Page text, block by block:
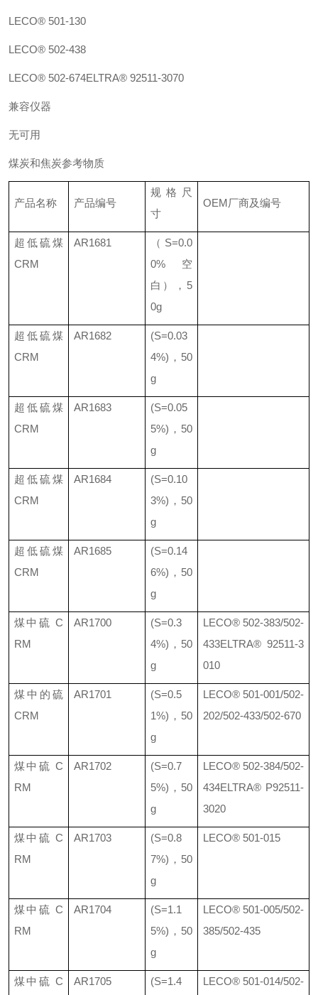
LECO® 501-130
LECO® 502-438
LECO® 502-674ELTRA® 92511-3070
兼容仪器
无可用
煤炭和焦炭参考物质
产品名称 产品编号
规格尺
寸
OEM厂商及编号
超低硫煤
CRM
AR1681 （ S=0.0
0% 空
白）， 5
0g
超低硫煤
CRM
AR1682
(S=0.03
4%) ， 50
g
超低硫煤
CRM
AR1683
(S=0.05
5%) ， 50
g
超低硫煤
CRM
AR1684
(S=0.10
3%) ， 50
g
超低硫煤
CRM
AR1685
(S=0.14
6%) ， 50
g
煤中硫 C
RM
AR1700
(S=0.3
4%) ， 50
g
LECO® 502-383/502-
433ELTRA® 92511-3
010
煤中的硫
CRM
AR1701
(S=0.5
1%) ， 50
g
LECO® 501-001/502-
202/502-433/502-670
煤中硫 C
RM
AR1702
(S=0.7
5%) ， 50
g
LECO® 502-384/502-
434ELTRA® P92511-
3020
煤中硫 C
RM
AR1703
(S=0.8
7%) ， 50
g
LECO® 501-015
煤中硫 C
RM
AR1704
(S=1.1
5%) ， 50
g
LECO® 501-005/502-
385/502-435
煤中硫 C
AR1705
(S=1.4
LECO® 501-014/502-